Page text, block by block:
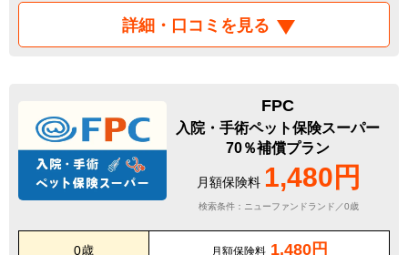
詳細・口コミを見る
FPC
入院・手術ペット保険スーパー
70％補償プラン
月額保険料 1,480円
検索条件：ニューファンドランド／0歳
0歳 月額保険料 1,480円